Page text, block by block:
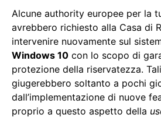
Alcune authority europee per la
avrebbero richiesto alla Casa di
intervenire nuovamente sul
Windows 10 con lo scopo di
protezione della riservatezza.
giugerebbero soltanto a pochi
dall’implementazione di nuove
proprio a questo aspetto della